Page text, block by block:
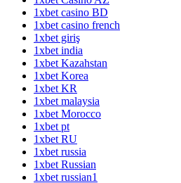
1xbet casino BD
1xbet casino french
1xbet giriş
1xbet india
1xbet Kazahstan
1xbet Korea
1xbet KR
1xbet malaysia
1xbet Morocco
1xbet pt
1xbet RU
1xbet russia
1xbet Russian
1xbet russian1